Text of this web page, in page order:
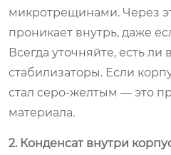
микротрещинами. Через
проникает внутрь, даже
Всегда уточняйте, есть ли
стабилизаторы. Если
стал серо-желтым — это
материала.
2. Конденсат внутри